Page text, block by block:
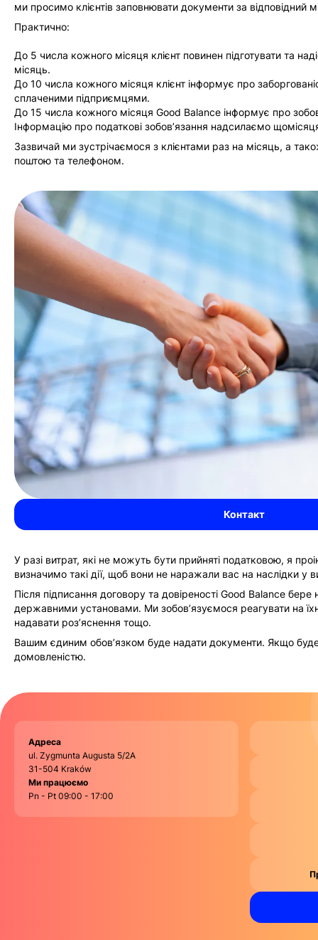
ми просимо клієнтів заповнювати документи за відповідний
Практично:
До 5 числа кожного місяця клієнт повинен підготувати та
місяць.
До 10 числа кожного місяця клієнт інформує про
сплаченими підприємцями.
До 15 числа кожного місяця Good Balance інформує про
Інформацію про податкові зобов’язання надсилаємо
Зазвичай ми зустрічаємося з клієнтами раз на місяць, а
поштою та телефоном.
Контакт
У разі витрат, які не можуть бути прийняті податковою, я
визначимо такі дії, щоб вони не наражали вас на наслідки у
Після підписання договору та довіреності Good Balance бере
державними установами. Ми зобов’язуємося реагувати на
надавати роз’яснення тощо.
Вашим єдиним обов’язком буде надати документи. Якщо буде
домовленістю.
Адреса
ul. Zygmunta Augusta 5/2A
31-504 Kraków
Ми працюємо
Pn - Pt 09:00 - 17:00